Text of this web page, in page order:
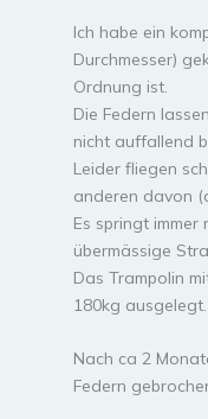
Ich habe ein
Durchmesser)
Ordnung ist.
Die Federn
nicht auffallend
Leider fliegen
anderen davon
Es springt immer
übermässige
Das Trampolin
180kg ausgelegt.
Nach ca 2
Federn